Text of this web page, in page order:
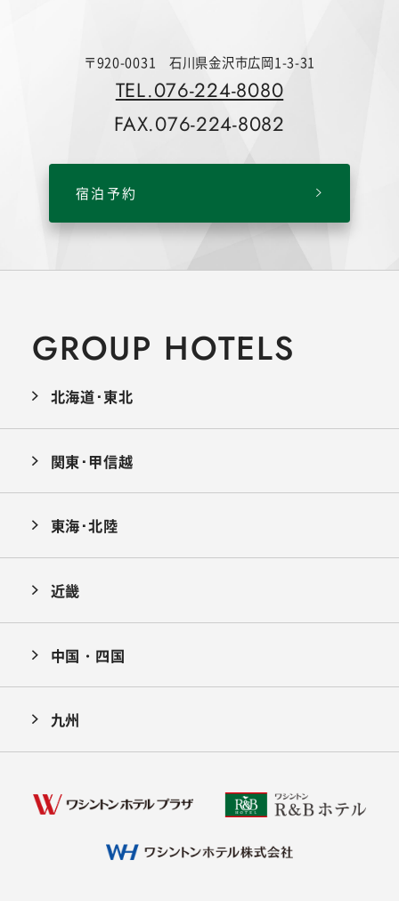
〒920-0031 石川県金沢市広岡1-3-31
TEL.076-224-8080
FAX.076-224-8082
宿泊予約
GROUP HOTELS
北海道･東北
関東･甲信越
東海･北陸
近畿
中国・四国
九州